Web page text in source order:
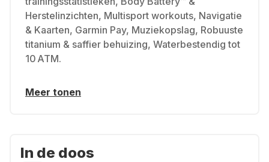
Herstelinzichten, Multisport workouts, Navigatie
& Kaarten, Garmin Pay, Muziekopslag, Robuuste
titanium & saffier behuizing, Waterbestendig tot
10 ATM.
Meer tonen
In de doos